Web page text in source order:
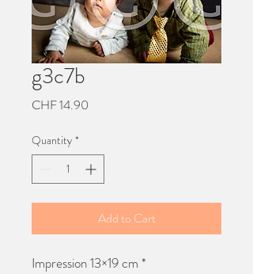
g3c7b
CHF 14.90
Quantity *
Add to Cart
Impression 13×19 cm *